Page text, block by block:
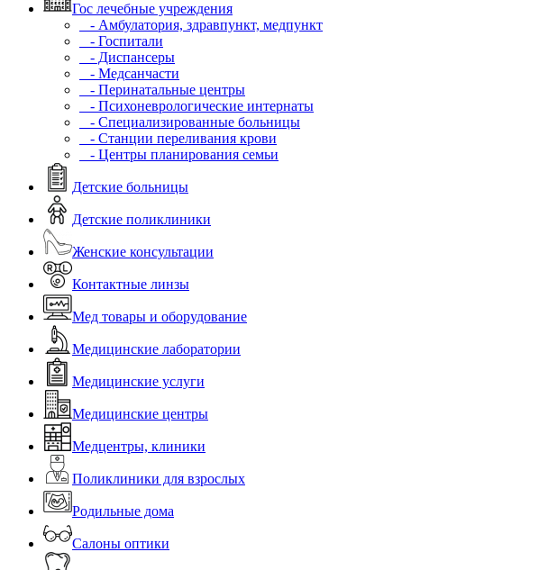
Гос лечебные учреждения
- Амбулатория, здравпункт, медпункт
- Госпитали
- Диспансеры
- Медсанчасти
- Перинатальные центры
- Психоневрологические интернаты
- Специализированные больницы
- Станции переливания крови
- Центры планирования семьи
Детские больницы
Детские поликлиники
Женские консультации
Контактные линзы
Мед товары и оборудование
Медицинские лаборатории
Медицинские услуги
Медицинские центры
Медцентры, клиники
Поликлиники для взрослых
Родильные дома
Салоны оптики